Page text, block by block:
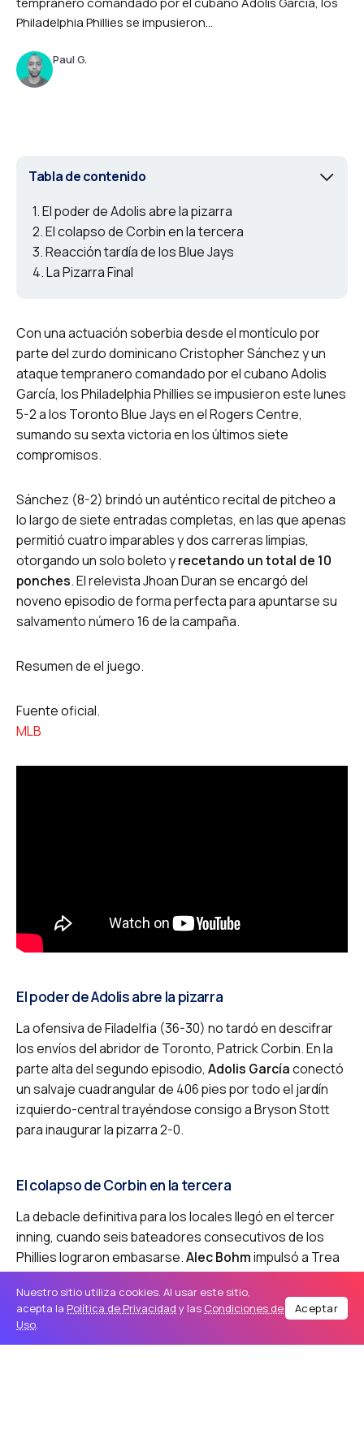
Philadelphia Phillies se impusieron...
Paul G.
Tabla de contenido
El poder de Adolis abre la pizarra
El colapso de Corbin en la tercera
Reacción tardía de los Blue Jays
La Pizarra Final
Con una actuación soberbia desde el montículo por
parte del zurdo dominicano Cristopher Sánchez y un
ataque tempranero comandado por el cubano Adolis
García, los Philadelphia Phillies se impusieron este lunes
5-2 a los Toronto Blue Jays en el Rogers Centre,
sumando su sexta victoria en los últimos siete
compromisos.
Sánchez (8-2) brindó un auténtico recital de pitcheo a
lo largo de siete entradas completas, en las que apenas
permitió cuatro imparables y dos carreras limpias,
otorgando un solo boleto yrecetando un total de 10
ponches.El relevista Jhoan Duran se encargó del
noveno episodio de forma perfecta para apuntarse su
salvamento número 16 de la campaña.
Resumen de el juego.
Fuente oficial.
MLB
El poder de Adolis abre la pizarra
La ofensiva de Filadelfia (36-30) no tardó en descifrar
los envíos del abridor de Toronto, Patrick Corbin.En la
parte alta del segundo episodio, Adolis Garcíaconectó
un salvaje cuadrangular de 406 pies por todo el jardín
izquierdo-central trayéndose consigo a Bryson Stott
para inaugurar la pizarra 2-0.
El colapso de Corbin en la tercera
La debacle definitiva para los locales llegó en el tercer
inning, cuando seis bateadores consecutivos de los
Phillies lograron embasarse.Alec Bohmimpulsó a Trea
Turner con un sencillo productor, seguido
inmediatamente por otra línea remolcalcadora deJ.T.
Realmutoque mandó a Bryce Harper a la registradora.
Nuestro sitio utiliza cookies. Al usar este sitio,
acepta la Política de Privacidad y las Condiciones de
Uso.
Aceptar